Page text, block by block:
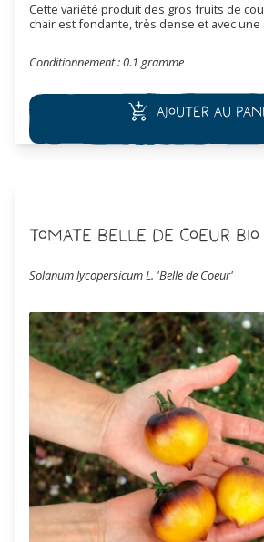
Cette variété produit des gros fruits de
chair est fondante, très dense et avec
Conditionnement : 0.1 gramme
Ajouter au
Tomate Belle de Coeur Bio
Solanum lycopersicum L. 'Belle de Coeur'